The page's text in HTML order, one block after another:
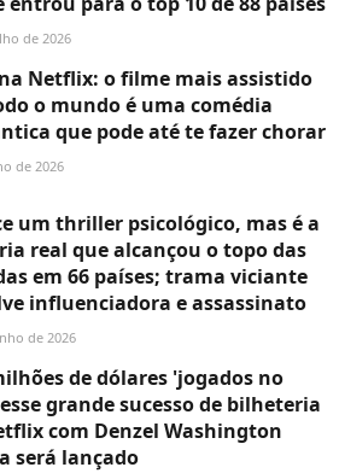
de 2026
Netflix: o filme mais assistido
o mundo é uma comédia
que pode até te fazer chorar
de 2026
um thriller psicológico, mas é a
real que alcançou o topo das
em 66 países; trama viciante
influenciadora e assassinato
de 2026
de dólares 'jogados no
grande sucesso de bilheteria
com Denzel Washington
será lançado